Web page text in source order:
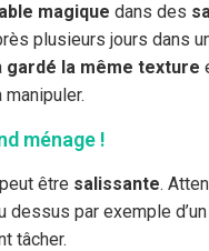
magique dans des
plusieurs jours dans
gardé la même texture
ménage !
être salissante.
dessus par exemple
tâcher.